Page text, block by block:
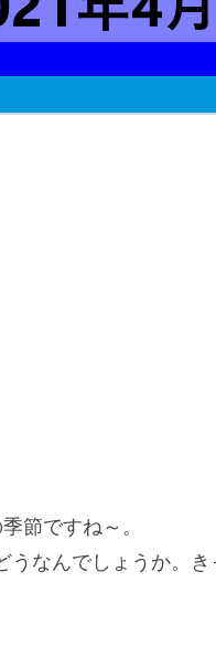
節ですね～。
なんでしょうか。